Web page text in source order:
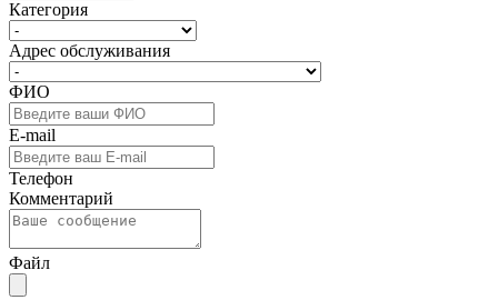
Категория
Адрес обслуживания
ФИО
E-mail
Телефон
Комментарий
Файл